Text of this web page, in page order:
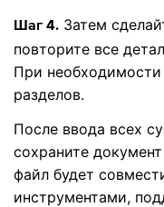
Шаг 4. Затем
повторите все
При
разделов.
После ввода всех
сохраните
файл будет
инструментами,